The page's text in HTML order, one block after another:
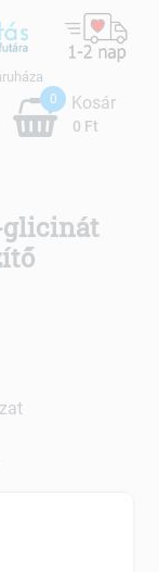
0
0 Ft
Kosár
glicinát